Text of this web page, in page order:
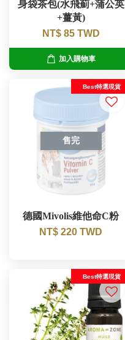
身袋茶包(水飛薊+蒲公英
+薑黃)
NT$ 85 TWD
加入購物車
售完
Best特選現貨
德國Mivolis維他命C粉
NT$ 220 TWD
Best特選現貨